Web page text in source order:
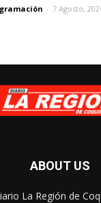
- 7 Agosto,
ABOUT US
La Región de